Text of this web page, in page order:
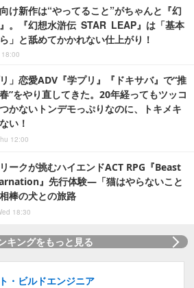
け新作は“やってること”がちゃんと『幻
。『幻想水滸伝 STAR LEAP』は「基本
」と舐めてかかれない仕上がり！
リ」恋愛ADV『学プリ』『ドキサバ』で“推
”をやり直してきた。20年経ってもツッコ
かないトンデモっぷりなのに、トキメキ
い！
12:00
ークが挑むハイエンドACT RPG『Beast
』先行体験―「猫はやらないこと
棒の犬との旅路
18:30
キングをもっと見る
・ビルドエンジニア